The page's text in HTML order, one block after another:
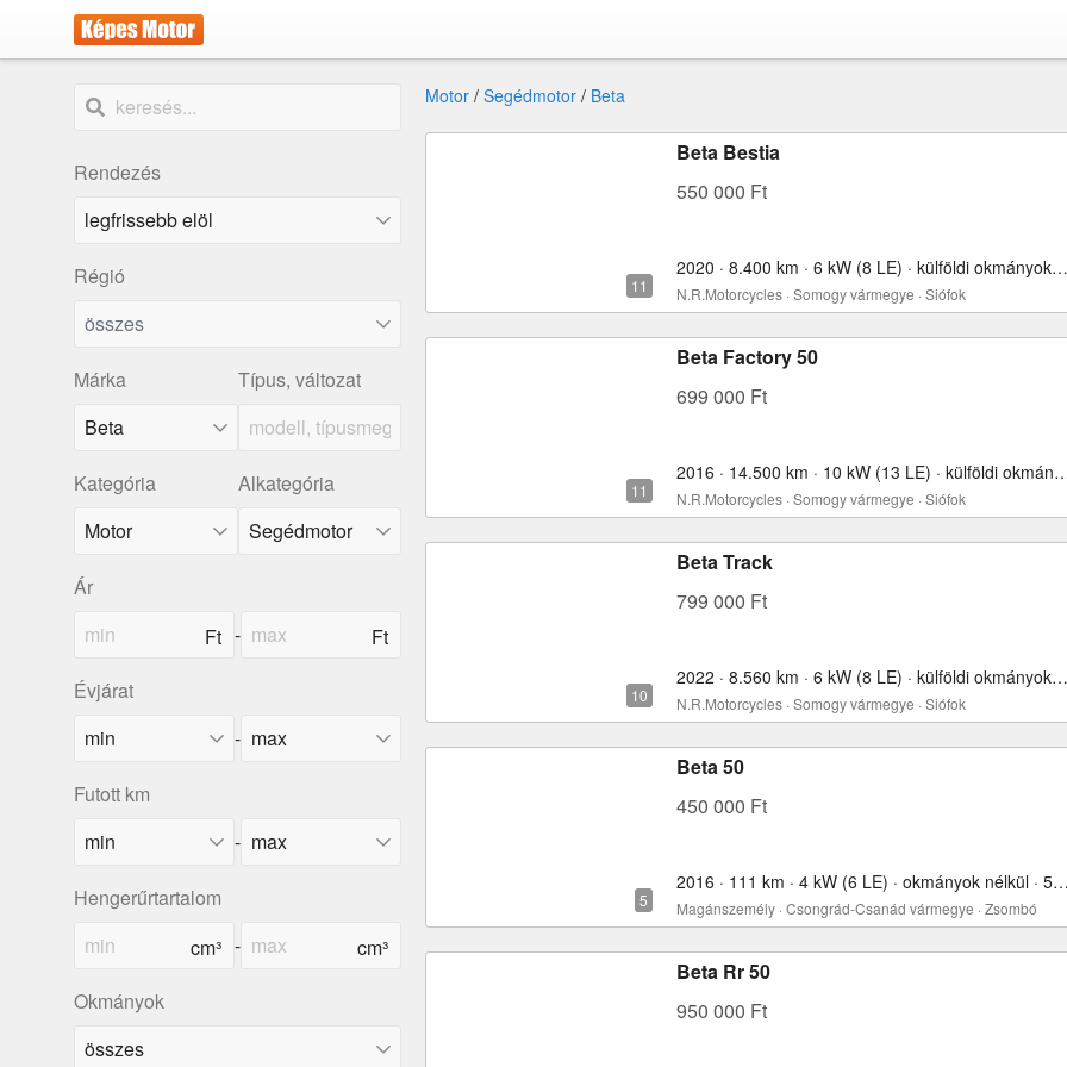
Rendezés
Régió
összes
Márka
Beta
Típus, változat
Kategória Alkategória
Ár
-
Évjárat
-
Futott km
-
Hengerűrtartalom
-
Okmányok
Motor / Segédmotor / Beta
Beta Bestia
550 000 Ft
2020 · 8.400 km · 6 kW (8 LE) · külföldi okmányokkal · 49 cm³
N.R.Motorcycles · Somogy vármegye · Siófok
Beta Factory 50
699 000 Ft
2016 · 14.500 km · 10 kW (13 LE) ·
N.R.Motorcycles · Somogy vármegye · Siófok
Beta Track
799 000 Ft
2022 · 8.560 km · 6 kW (8 LE) · külföldi okmányokkal · 50 cm³
N.R.Motorcycles · Somogy vármegye · Siófok
Beta 50
450 000 Ft
2016 · 111 km · 4 kW (6 LE) · okmányok nélkül · 50 cm³
Magánszemély · Csongrád-Csanád vármegye · Zsombó
Beta Rr 50
950 000 Ft